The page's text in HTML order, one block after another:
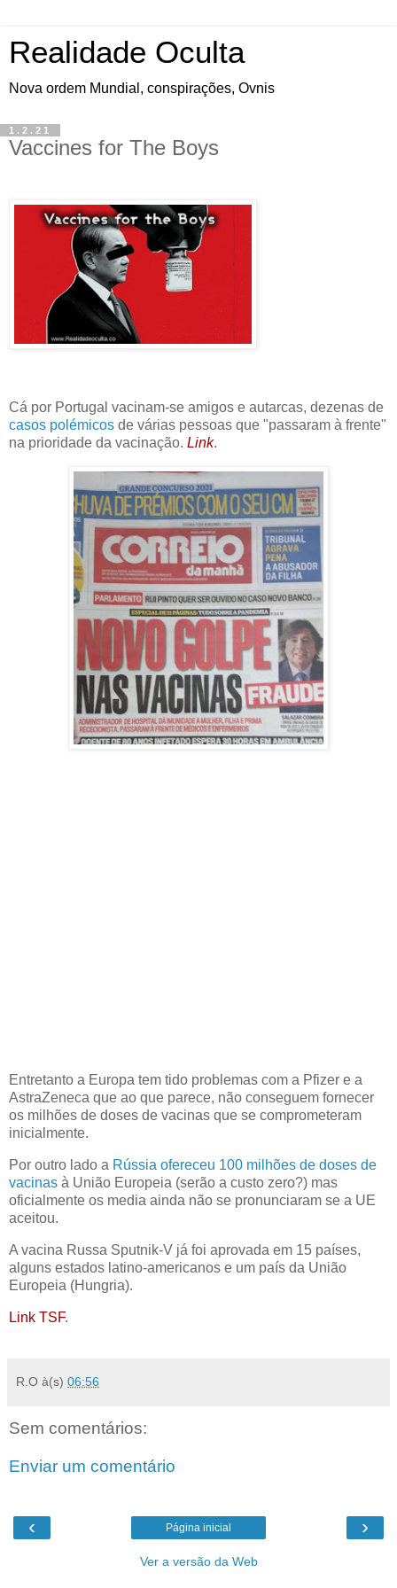
Realidade Oculta
Nova ordem Mundial, conspirações, Ovnis
1.2.21
Vaccines for The Boys
Cá por Portugal vacinam-se amigos e autarcas, dezenas de
casos polémicos de várias pessoas que "passaram à frente"
na prioridade da vacinação. Link.
Entretanto a Europa tem tido problemas com a Pfizer e a
AstraZeneca que ao que parece, não conseguem fornecer
os milhões de doses de vacinas que se comprometeram
inicialmente.
Por outro lado a Rússia ofereceu 100 milhões de doses de
vacinas à União Europeia (serão a custo zero?) mas
oficialmente os media ainda não se pronunciaram se a UE
aceitou.
A vacina Russa Sputnik-V já foi aprovada em 15 países,
alguns estados latino-americanos e um país da União
Europeia (Hungria).
Link TSF.
R.O à(s) 06:56
Sem comentários:
Enviar um comentário
‹ ›
Página inicial
Ver a versão da Web